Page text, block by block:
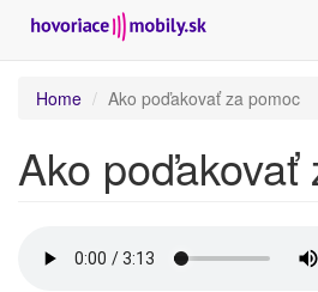
content
Home
Ako poďakovať za pomoc
Ako poďakovať
02-